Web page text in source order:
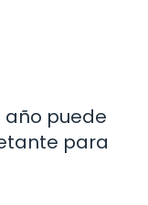
año puede
para